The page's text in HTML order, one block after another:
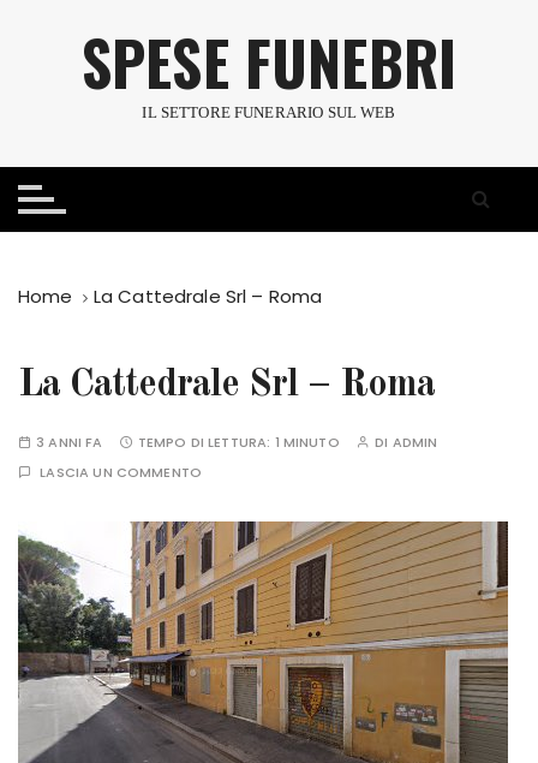
a
SPESE FUNEBRI
IL SETTORE FUNERARIO SUL WEB
Home La Cattedrale Srl – Roma
La Cattedrale Srl – Roma
3 ANNI FA TEMPO DI LETTURA: 1 MINUTO DI ADMIN
LASCIA UN COMMENTO